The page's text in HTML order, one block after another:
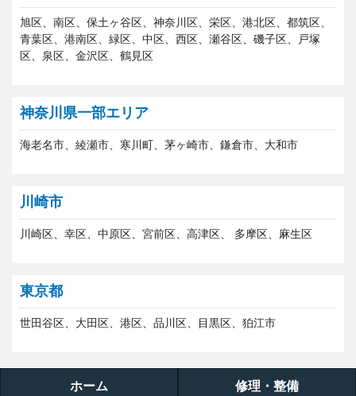
旭区、南区、保土ヶ谷区、神奈川区、栄区、港北区、都筑区、
青葉区、港南区、緑区、中区、西区、瀬谷区、磯子区、戸塚
区、泉区、金沢区、鶴見区
神奈川県一部エリア
海老名市、綾瀬市、寒川町、茅ヶ崎市、鎌倉市、大和市
川崎市
川崎区、幸区、中原区、宮前区、高津区、 多摩区、麻生区
東京都
世田谷区、大田区、港区、品川区、目黒区、狛江市
ホーム 修理・整備